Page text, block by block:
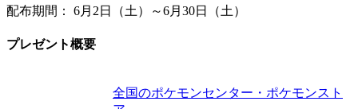
配布期間： 6月2日（土）～6月30日（土）
プレゼント概要
全国のポケモンセンター・ポケモンスト